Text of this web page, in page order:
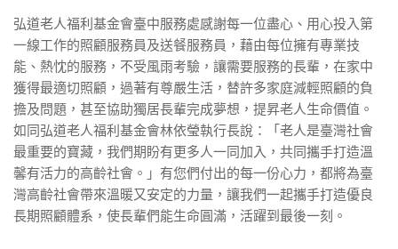
弘道老人福利基金會臺中服務處感謝每一位盡心、用心投入第
一線工作的照顧服務員及送餐服務員，藉由每位擁有專業技
能、熱忱的服務，不受風雨考驗，讓需要服務的長輩，在家中
獲得最適切照顧，過著有尊嚴生活，替許多家庭減輕照顧的負
擔及問題，甚至協助獨居長輩完成夢想，提昇老人生命價值。
如同弘道老人福利基金會林依瑩執行長說：「老人是臺灣社會
最重要的寶藏，我們期盼有更多人一同加入，共同攜手打造溫
馨有活力的高齡社會。」有您們付出的每一份心力，都將為臺
灣高齡社會帶來溫暖又安定的力量，讓我們一起攜手打造優良
長期照顧體系，使長輩們能生命圓滿，活躍到最後一刻。